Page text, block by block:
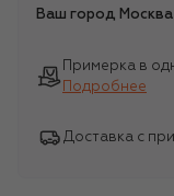
Ваш город Москва
Примерка в
Подробнее
Доставка с